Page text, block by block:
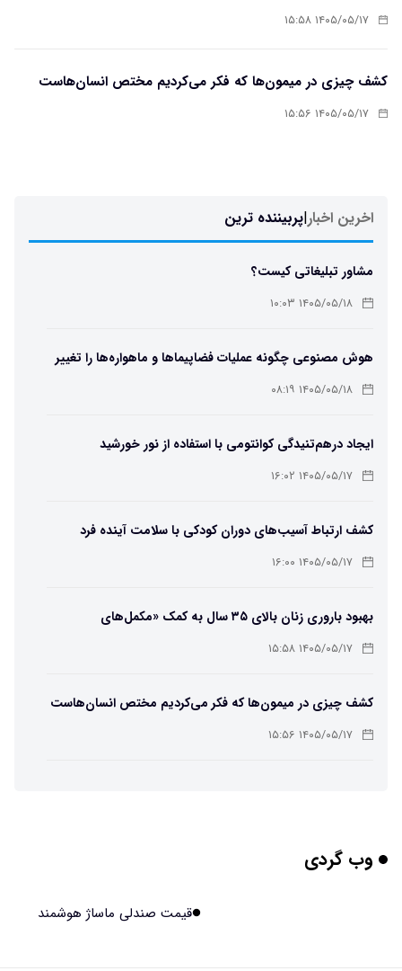
۱۴۰۵/۰۵/۱۷ ۱۵:۵۸
کشف چیزی در میمون‌ها که فکر می‌کردیم مختص انسان‌هاست
۱۴۰۵/۰۵/۱۷ ۱۵:۵۶
اخرین اخبار|پربیننده ترین
مشاور تبلیغاتی کیست؟
۱۴۰۵/۰۵/۱۸ ۱۰:۰۳
هوش مصنوعی چگونه عملیات فضاپیماها و ماهواره‌ها را تغییر
می‌دهد؟
۱۴۰۵/۰۵/۱۸ ۰۸:۱۹
ایجاد درهم‌تنیدگی کوانتومی با استفاده از نور خورشید
۱۴۰۵/۰۵/۱۷ ۱۶:۰۲
کشف ارتباط آسیب‌های دوران کودکی با سلامت آینده فرد
۱۴۰۵/۰۵/۱۷ ۱۶:۰۰
بهبود باروری زنان بالای ۳۵ سال به کمک «مکمل‌های
باکتریایی»
۱۴۰۵/۰۵/۱۷ ۱۵:۵۸
کشف چیزی در میمون‌ها که فکر می‌کردیم مختص انسان‌هاست
۱۴۰۵/۰۵/۱۷ ۱۵:۵۶
محققان از هوش مصنوعی برای ساخت ویروس‌های جدید
وب گردی
قیمت صندلی ماساژ هوشمند